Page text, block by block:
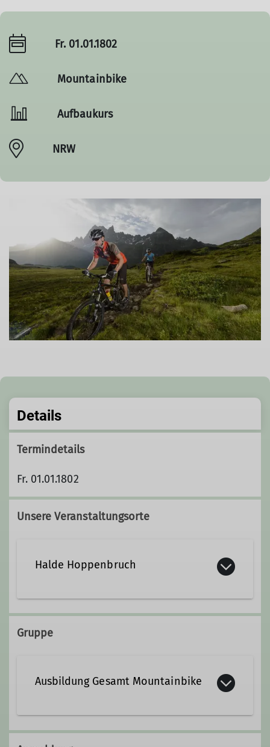
Fr. 01.01.1802
Mountainbike
Aufbaukurs
NRW
Details
Termindetails
Fr. 01.01.1802
Unsere Veranstaltungsorte
Halde Hoppenbruch
Gruppe
Ausbildung Gesamt Mountainbike